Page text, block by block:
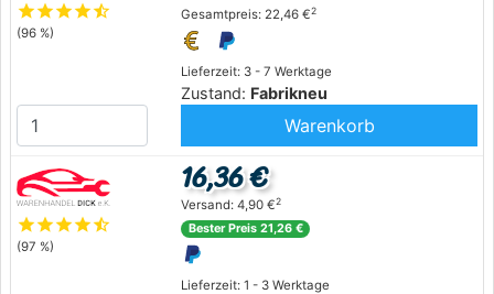
starstarstarstarstar_half
(96 %)
Lieferzeit: 3 - 7 Werktage
Zustand: Fabrikneu
Gesamtpreis: 22,46 €2
Warenkorb
starstarstarstarstar_half
(97 %)
Lieferzeit: 1 - 3 Werktage
16,36 €
Versand: 4,90 €2
Bester Preis 21,26 €